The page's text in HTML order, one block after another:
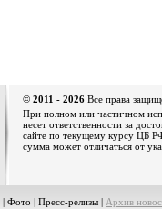
© 2011 - 2026 Все права
При полном или частичном
несет ответственности за
сайте по текущему курсу ЦБ
сумма может отличаться от
| Фото | Пресс-релизы | Архив